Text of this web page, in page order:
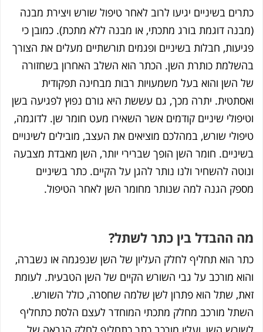
בשיניים יגיעו לרוב לאחר טיפול שורש ויצירת מבנה
דוגמת בורג מתכתי, או מבנה ללא מתכת). כמובן כי
חבלות בשיניים ופגמים תורשתיים מעלים את הצורך
כותרת השן. הכתר הוא השלב האחרון בשחזורה
השן והוא בעל משמעויות רבות מבחינה תפקודית
יתרה מכך, גם עששת היא גורם נפוץ לפגיעה בשן
שיניים קודמים אשר השאירו מעט חומר שן. לדוגמה,
שורש, במהלכם מוציאים את העצב, מובילים לשינויים
חומר השן הופך שברירי יותר, השן מאבדת מצבעה
להשחיר ולנו נותר להגן על הקיים. כתר בשיניים
הגנה למה שנותר מחומר השן לאחר הטיפול.
ההבדל בין כתר לשתל?
הוא תחליף לחלק העליון של השן שנפגמה או נשברה,
מורכב על גבי השורש הקיים של השן הטבעית. לעומת
שתל הוא פתרון לשן שלמה שחסרה, כולל השורש.
מורכב מחלק מתכתי המוחדר לעצם הלסת כתחליף